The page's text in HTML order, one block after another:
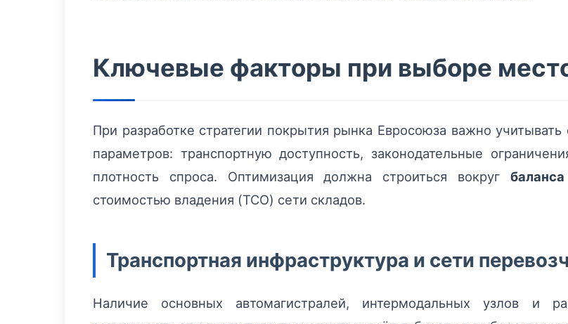
Ключевые факторы при выборе
При разработке стратегии покрытия рынка Евросоюза важно
параметров: транспортную доступность, законодательные
плотность спроса. Оптимизация должна строиться вокруг баланса
стоимостью владения (TCO) сети складов.
Транспортная инфраструктура и сети
Наличие основных автомагистралей, интермодальных узлов и